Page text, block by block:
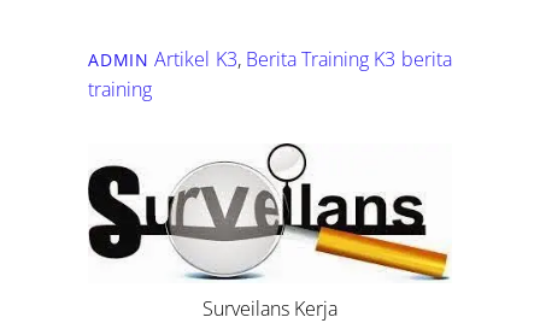
ADMIN Artikel K3, Berita Training K3 berita
training
Surveilans Kerja